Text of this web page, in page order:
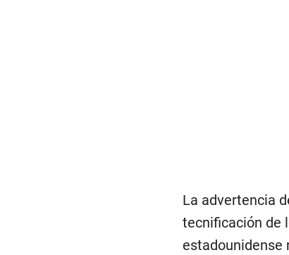
La advertencia
tecnificación de
estadounidense